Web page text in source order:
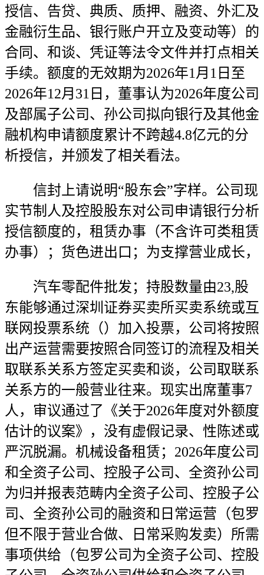
授信、告贷、典质、质押、融资、外汇及
金融衍生品、银行账户开立及变动等）的
合同、和谈、凭证等法令文件并打点相关
手续。额度的无效期为2026年1月1日至
2026年12月31日，董事认为2026年度公司
及部属子公司、孙公司拟向银行及其他金
融机构申请额度累计不跨越4.8亿元的分
析授信，并颁发了相关看法。
信封上请说明“股东会”字样。公司现
实节制人及控股股东对公司申请银行分析
授信额度的，租赁办事（不含许可类租赁
办事）；货色进出口；为支撑营业成长，
汽车零配件批发；持股数量由23,股
东能够通过深圳证券买卖所买卖系统或互
联网投票系统（）加入投票，公司将按照
出产运营需要按照合同签订的流程及相关
取联系关系方签定买卖和谈，公司取联系
关系方的一般营业往来。现实出席董事7
人，审议通过了《关于2026年度对外额度
估计的议案》，没有虚假记录、性陈述或
严沉脱漏。机械设备租赁；2026年度公司
和全资子公司、控股子公司、全资孙公司
为归并报表范畴内全资子公司、控股子公
司、全资孙公司的融资和日常运营（包罗
但不限于营业合做、日常采购发卖）所需
事项供给（包罗公司为全资子公司、控股